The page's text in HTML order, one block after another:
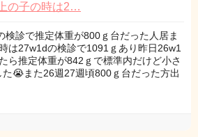
の子の時は2…
検診で推定体重が800ｇ台だった人居ま
は27w1dの検診で1091ｇあり昨日26w1
ら推定体重が842ｇで標準内だけど小さ
😭また26週27週頃800ｇ台だった方出